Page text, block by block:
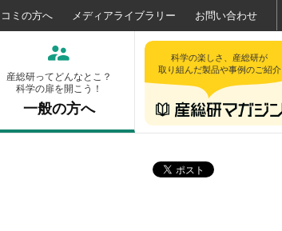
ミの方へ メディアライブラリー お問い合わせ
産総研ってどんなとこ？
科学の扉を開こう！
一般の方へ
科学の楽しさ、産総研が
取り組んだ製品や事例のご紹介